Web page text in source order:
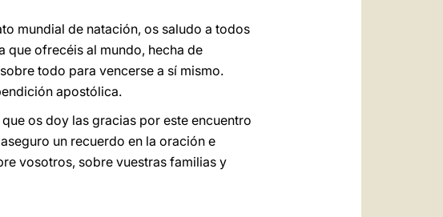
mundial de natación, os saludo a todos
ofrecéis al mundo, hecha de
todo para vencerse a sí mismo.
apostólica.
os doy las gracias por este encuentro
un recuerdo en la oración e
vosotros, sobre vuestras familias y